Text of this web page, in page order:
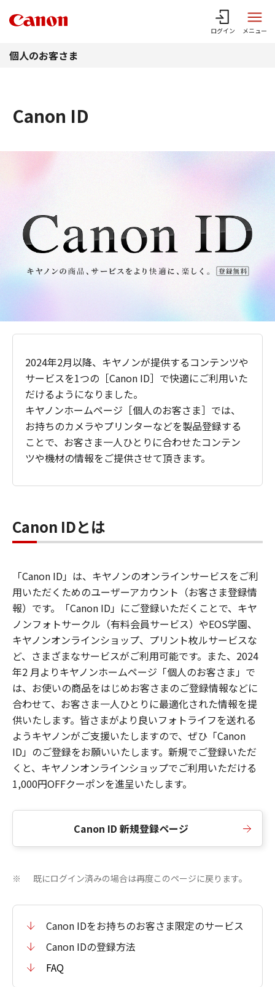
ログイン メニュー
個人のお客さま
Canon ID
2024年2月以降、キヤノンが提供するコンテンツや
サービスを1つの［Canon ID］で快適にご利用いた
だけるようになりました。
キヤノンホームページ［個人のお客さま］では、
お持ちのカメラやプリンターなどを製品登録する
ことで、お客さま一人ひとりに合わせたコンテン
ツや機材の情報をご提供させて頂きます。
Canon IDとは
「Canon ID」は、キヤノンのオンラインサービスをご利
用いただくためのユーザーアカウント（お客さま登録情
報）です。「Canon ID」にご登録いただくことで、キヤ
ノンフォトサークル（有料会員サービス）やEOS学園、
キヤノンオンラインショップ、プリント枚ルサービスな
ど、さまざまなサービスがご利用可能です。また、2024
年2 月よりキヤノンホームページ「個人のお客さま」で
は、お使いの商品をはじめお客さまのご登録情報などに
合わせて、お客さま一人ひとりに最適化された情報を提
供いたします。皆さまがより良いフォトライフを送れる
ようキヤノンがご支援いたしますので、ぜひ「Canon
ID」のご登録をお願いいたします。新規でご登録いただ
くと、キヤノンオンラインショップでご利用いただける
1,000円OFFクーポンを進呈いたします。
Canon ID 新規登録ページ
※ 既にログイン済みの場合は再度このページに戻ります。
Canon IDをお持ちのお客さま限定のサービス
Canon IDの登録方法
FAQ